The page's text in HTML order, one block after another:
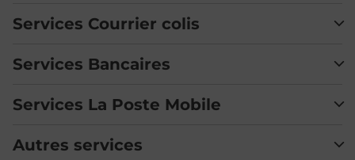
Services Courrier colis
Services Bancaires
Services La Poste Mobile
Autres services